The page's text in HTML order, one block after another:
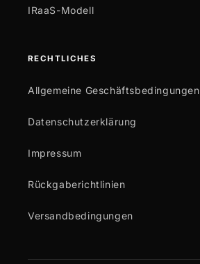
IRaaS-Modell
RECHTLICHES
Allgemeine Geschäftsbedingungen
Datenschutzerklärung
Impressum
Rückgaberichtlinien
Versandbedingungen